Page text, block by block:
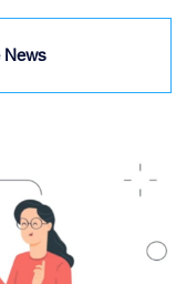
News